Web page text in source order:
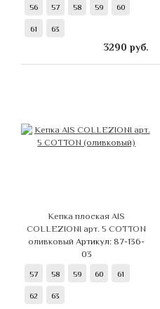
56 57 58 59 60
61 63
3290 руб.
Кепка плоская AIS
COLLEZIONI арт. 5 COTTON
оливковыйАртикул: 87-136-
03
57 58 59 60 61
62 63